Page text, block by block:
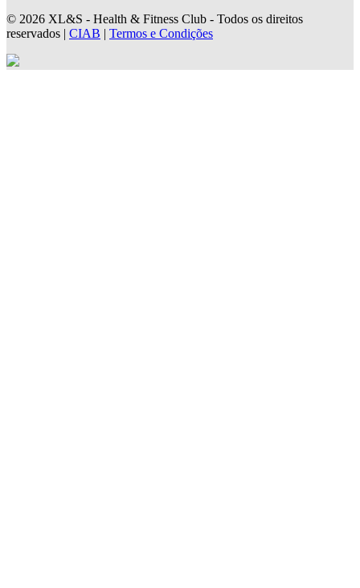
© 2026 XL&S - Health & Fitness Club - Todos os direitos
reservados | CIAB | Termos e Condições